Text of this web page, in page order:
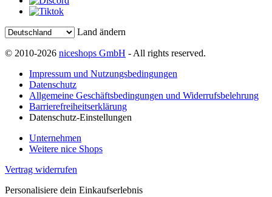
Land ändern
© 2010-2026 niceshops GmbH - All rights reserved.
Impressum und Nutzungsbedingungen
Datenschutz
Allgemeine Geschäftsbedingungen und Widerrufsbelehrung
Barrierefreiheitserklärung
Datenschutz-Einstellungen
Unternehmen
Weitere nice Shops
Vertrag widerrufen
Personalisiere dein Einkaufserlebnis